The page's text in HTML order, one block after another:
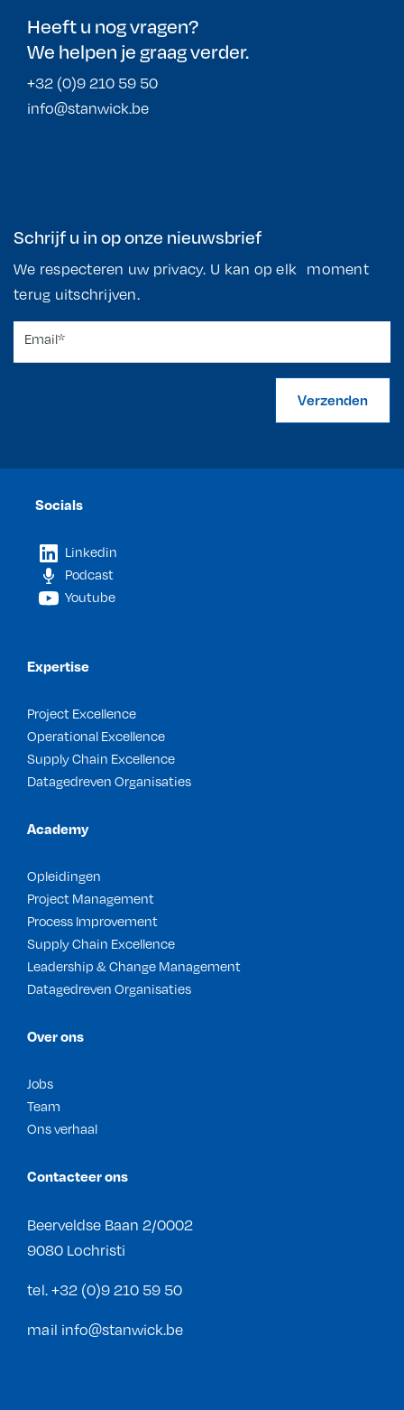
Heeft u nog vragen?
We helpen je graag verder.
+32 (0)9 210 59 50
info@stanwick.be
Schrijf u in op onze nieuwsbrief
We respecteren uw privacy. U kan op elk moment
terug uitschrijven.
Verzenden
Socials
Linkedin
Podcast
Youtube
Expertise
Project Excellence
Operational Excellence
Supply Chain Excellence
Datagedreven Organisaties
Academy
Opleidingen
Project Management
Process Improvement
Supply Chain Excellence
Leadership & Change Management
Datagedreven Organisaties
Over ons
Jobs
Team
Ons verhaal
Contacteer ons
Beerveldse Baan 2/0002
9080 Lochristi
tel.+32 (0)9 210 59 50
mail info@stanwick.be